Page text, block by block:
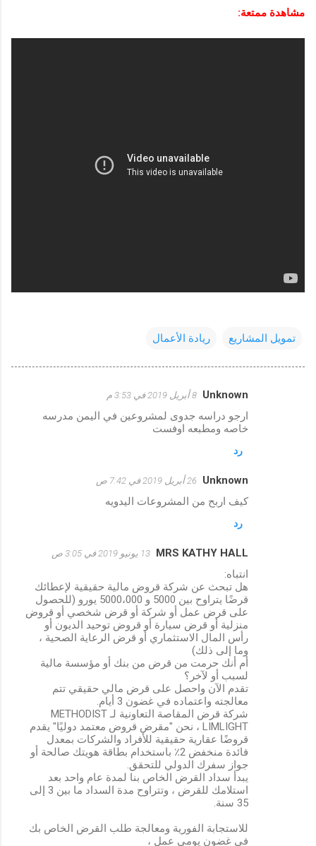
مشاهدة ممتعة:
تمويل المشاريع ريادة الأعمال
Unknown 8 أبريل 2019 في 3:53 م
ارجو دراسه جدوى لمشروعين في اليمن مدرسه
خاصه ومطبعه اوفست
رد
Unknown 26 أبريل 2019 في 7:42 ص
كيف اربح من المشروعات اليدويه
رد
MRS KATHY HALL 13 يونيو 2019 في 3:05 ص
انتباه:
هل تبحث عن شركة قروض مالية حقيقية لإعطائك
قرضًا يتراوح بين 5000 و 5000،000 يورو (للحصول
على قرض عمل أو شركة أو قرض شخصي أو قروض
منزلية أو قرض سيارة أو قروض توحيد الديون أو
رأس المال الاستثماري أو قرض الرعاية الصحية ،
وما إلى ذلك)
أم أنك حرمت من قرض من بنك أو مؤسسة مالية
لسبب أو لآخر؟
تقدم الآن واحصل على قرض مالي حقيقي تتم
معالجته واعتماده في غضون 3 أيام.
شركة قرض المقاصة التعاونية لـ METHODIST
LIMLIGHT ، نحن "مقرض قروض معتمد دوليًا" يقدم
قروضًا عقارية حقيقية للأفراد والشركات بمعدل
فائدة منخفض 2٪ باستخدام بطاقة هويتك صالحة أو
جواز سفرك الدولي للتحقق.
يبدأ سداد القرض الخاص بنا لمدة عام واحد بعد
استلامك للقرض ، وتتراوح مدة السداد ما بين 3 إلى
35 سنة.
للاستجابة الفورية ومعالجة طلب القرض الخاص بك
في غضون يومي عمل ،